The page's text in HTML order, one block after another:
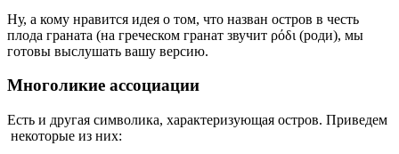
Ну, а кому нравится идея о том, что назван остров в честь
плода граната (на греческом гранат звучит ρόδι (роди), мы
готовы выслушать вашу версию.
Многоликие ассоциации
Есть и другая символика, характеризующая остров. Приведем
некоторые из них: